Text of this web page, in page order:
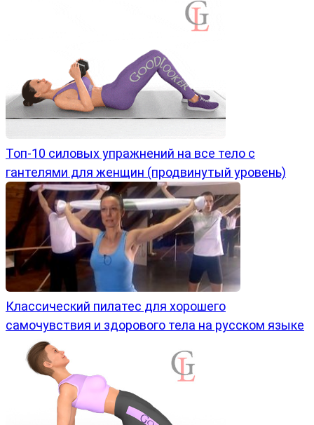
Топ-10 силовых упражнений на все тело с
гантелями для женщин (продвинутый уровень)
Классический пилатес для хорошего
самочувствия и здорового тела на русском языке